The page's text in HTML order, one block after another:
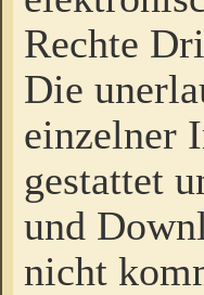
Rechte
Die
einzelner
gestattet
und
nicht